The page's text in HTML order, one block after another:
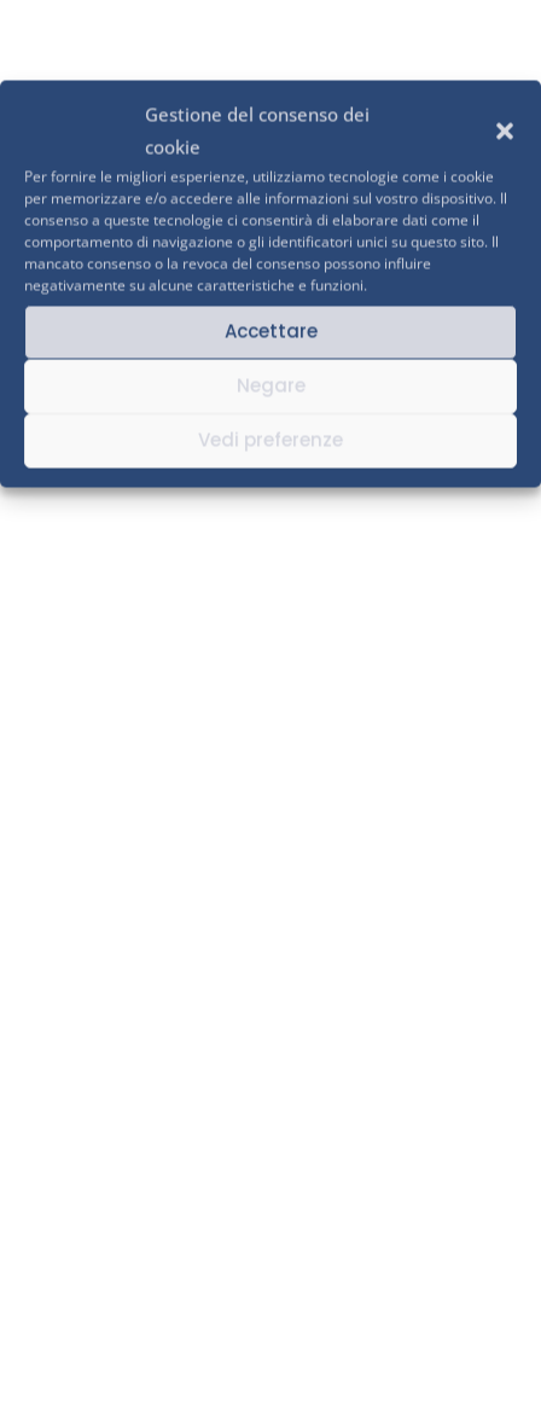
Gestione del consenso dei
cookie
Per fornire le migliori esperienze, utilizziamo tecnologie come i cookie
per memorizzare e/o accedere alle informazioni sul vostro dispositivo. Il
consenso a queste tecnologie ci consentirà di elaborare dati come il
comportamento di navigazione o gli identificatori unici su questo sito. Il
mancato consenso o la revoca del consenso possono influire
negativamente su alcune caratteristiche e funzioni.
Accettare
Negare
Vedi preferenze